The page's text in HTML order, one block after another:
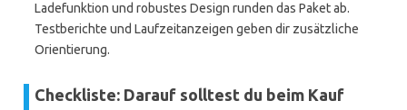
Ladefunktion und robustes Design runden das Paket ab.
Testberichte und Laufzeitanzeigen geben dir zusätzliche
Orientierung.
Checkliste: Darauf solltest du beim Kauf